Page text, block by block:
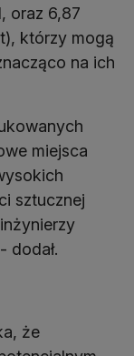
oraz 6,87
którzy mogą
na ich
miejsca
sztucznej
dodał.
że